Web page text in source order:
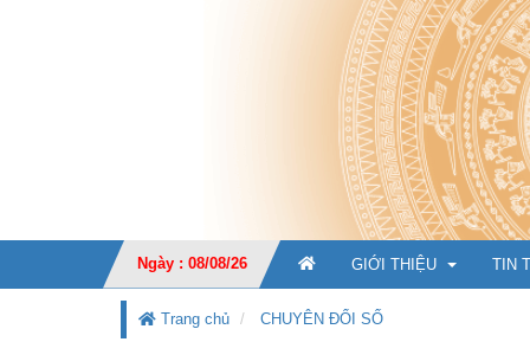
Ngày : 08/08/26 GIỚI THIỆU TIN
Trang chủ CHUYÊN ĐỔI SỐ